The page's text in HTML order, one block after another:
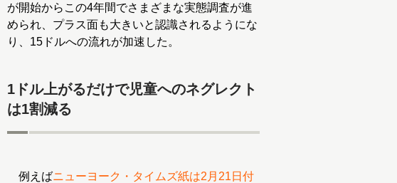
が開始からこの4年間でさまざまな実態調査が進
められ、プラス面も大きいと認識されるようにな
り、15ドルへの流れが加速した。
1ドル上がるだけで児童へのネグレクト
は1割減る
例えばニューヨーク・タイムズ紙は2月21日付